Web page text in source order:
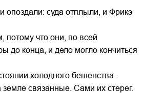
опоздали: суда отплыли, и Фрикэ
потому что они, по всей
до конца, и дело могло кончиться
холодного бешенства.
связанные. Сами их стерег.